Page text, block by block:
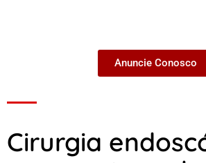
Anuncie Conosco
Cirurgia